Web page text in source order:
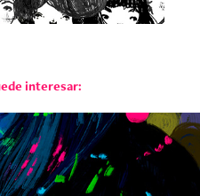
interesar: